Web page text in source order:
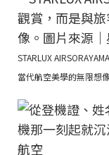
STARLUX
當代航空美學的無限想